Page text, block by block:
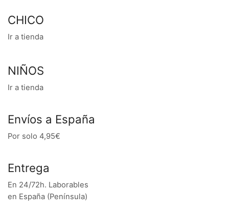
CHICO
Ir a tienda
NIÑOS
Ir a tienda
Envíos a España
Por solo 4,95€
Entrega
En 24/72h. Laborables
en España (Península)